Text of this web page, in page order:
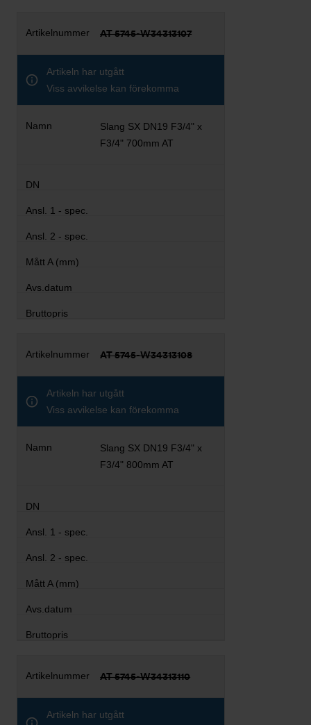
AT 5745-W34313107
Artikeln har utgått
Viss avvikelse kan förekomma
Slang SX DN19 F3/4" x
F3/4" 700mm AT
AT 5745-W34313108
Artikeln har utgått
Viss avvikelse kan förekomma
Slang SX DN19 F3/4" x
F3/4" 800mm AT
AT 5745-W34313110
Artikeln har utgått